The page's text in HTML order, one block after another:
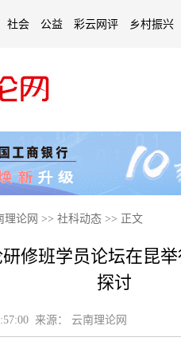
社会 公益 彩云网评 乡村振兴
理论网 >> 社科动态 >> 正文
研修班学员论坛在昆
探讨
来源： 云南理论网